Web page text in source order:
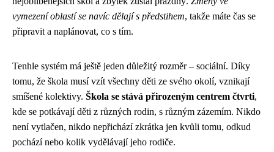
vymezení oblastí se navíc dělají s předstihem, takže máte čas se
připravit a naplánovat, co s tím.
Tenhle systém má ještě jeden důležitý rozměr – sociální. Díky
tomu, že škola musí vzít všechny děti ze svého okolí, vznikají
smíšené kolektivy. Škola se stává přirozeným centrem čtvrti,
kde se potkávají děti z různých rodin, s různým zázemím. Nikdo
není vytlačen, nikdo nepřichází zkrátka jen kvůli tomu, odkud
pochází nebo kolik vydělávají jeho rodiče.